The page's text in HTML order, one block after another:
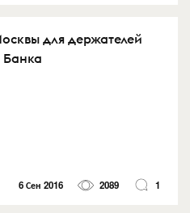
для держателей
Банка
6 Сен 2016 2089 1